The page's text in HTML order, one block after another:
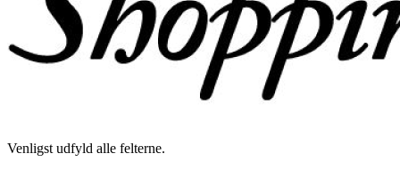
Venligst udfyld alle felterne.